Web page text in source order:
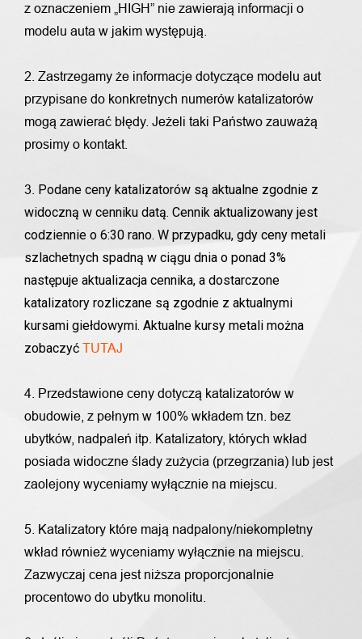
z oznaczeniem „HIGH” nie zawierają informacji o
modelu auta w jakim występują.
2. Zastrzegamy że informacje dotyczące modelu aut
przypisane do konkretnych numerów katalizatorów
mogą zawierać błędy. Jeżeli taki Państwo zauważą
prosimy o kontakt.
3. Podane ceny katalizatorów są aktualne zgodnie z
widoczną w cenniku datą. Cennik aktualizowany jest
codziennie o 6:30 rano. W przypadku, gdy ceny metali
szlachetnych spadną w ciągu dnia o ponad 3%
następuje aktualizacja cennika, a dostarczone
katalizatory rozliczane są zgodnie z aktualnymi
kursami giełdowymi. Aktualne kursy metali można
zobaczyć TUTAJ
4. Przedstawione ceny dotyczą katalizatorów w
obudowie, z pełnym w 100% wkładem tzn. bez
ubytków, nadpaleń itp. Katalizatory, których wkład
posiada widoczne ślady zużycia (przegrzania) lub jest
zaolejony wyceniamy wyłącznie na miejscu.
5. Katalizatory które mają nadpalony/niekompletny
wkład również wyceniamy wyłącznie na miejscu.
Zazwyczaj cena jest niższa proporcjonalnie
procentowo do ubytku monolitu.